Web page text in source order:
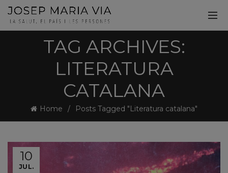
TAG ARCHIVES:
LITERATURA
CATALANA
Home Posts Tagged "Literatura catalana"
10
JUL.